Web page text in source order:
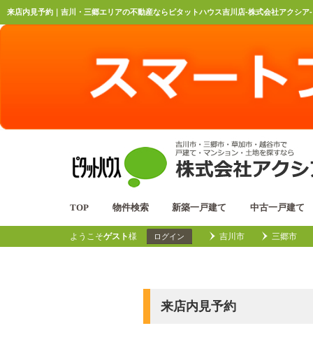
来店内見予約｜吉川・三郷エリアの不動産ならピタットハウス吉川店-株式会社アクシア-
TOP 物件検索 新築一戸建て 中古一戸建て
ようこそゲスト様 ログイン 吉川市 三郷市
来店内見予約